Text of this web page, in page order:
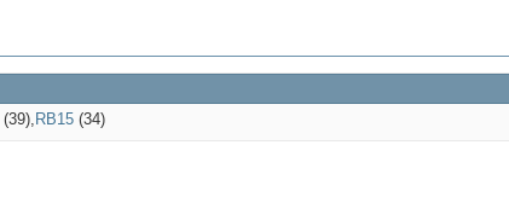
(39) RB15 (34)